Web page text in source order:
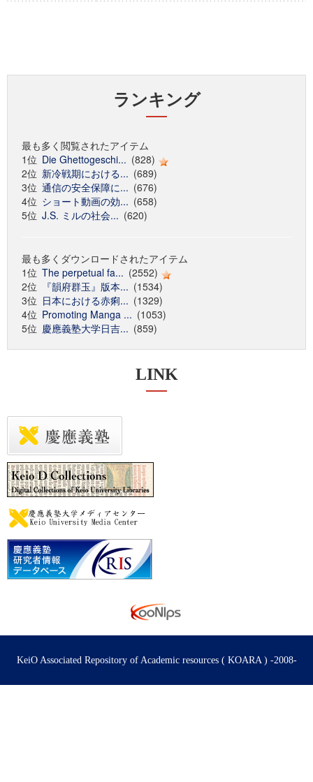
ランキング
最も多く閲覧されたアイテム
1位 Die Ghettogeschi... (828)
2位 新冷戦期における... (689)
3位 通信の安全保障に... (676)
4位 ショート動画の効... (658)
5位 J.S. ミルの社会... (620)
最も多くダウンロードされたアイテム
1位 The perpetual fa... (2552)
2位
『韻府群玉』版本... (1534)
3位 日本における赤痢... (1329)
4位 Promoting Manga ... (1053)
5位 慶應義塾大学日吉... (859)
LINK
KeiO Associated Repository of Academic resources ( KOARA ) -2008-